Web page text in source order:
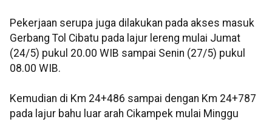
Pekerjaan serupa juga dilakukan pada akses masuk
Gerbang Tol Cibatu pada lajur lereng mulai Jumat
(24/5) pukul 20.00 WIB sampai Senin (27/5) pukul
08.00 WIB.
Kemudian di Km 24+486 sampai dengan Km 24+787
pada lajur bahu luar arah Cikampek mulai Minggu